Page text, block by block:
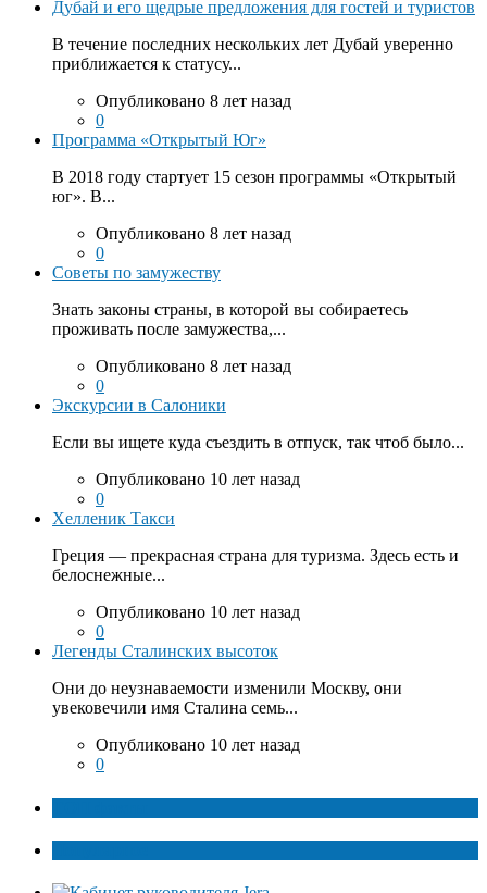
Дубай и его щедрые предложения для гостей и туристов
В течение последних нескольких лет Дубай уверенно
приближается к статусу...
Опубликовано 8 лет назад
0
Программа «Открытый Юг»
В 2018 году стартует 15 сезон программы «Открытый
юг». В...
Опубликовано 8 лет назад
0
Советы по замужеству
Знать законы страны, в которой вы собираетесь
проживать после замужества,...
Опубликовано 8 лет назад
0
Экскурсии в Салоники
Если вы ищете куда съездить в отпуск, так чтоб было...
Опубликовано 10 лет назад
0
Хелленик Такси
Греция — прекрасная страна для туризма. Здесь есть и
белоснежные...
Опубликовано 10 лет назад
0
Легенды Сталинских высоток
Они до неузнаваемости изменили Москву, они
увековечили имя Сталина семь...
Опубликовано 10 лет назад
0